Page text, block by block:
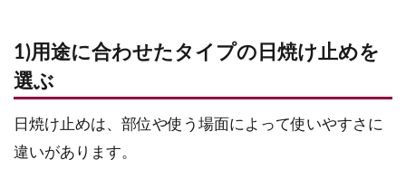
1)用途に合わせたタイプの日焼け止めを
選ぶ
日焼け止めは、部位や使う場面によって使いやすさに
違いがあります。